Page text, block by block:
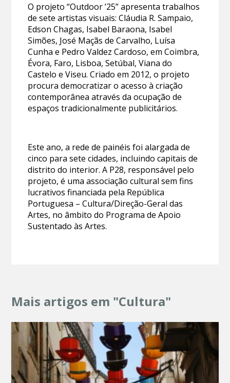
O projeto “Outdoor ’25” apresenta trabalhos
de sete artistas visuais: Cláudia R. Sampaio,
Edson Chagas, Isabel Baraona, Isabel
Simões, José Maçãs de Carvalho, Luísa
Cunha e Pedro Valdez Cardoso, em Coimbra,
Évora, Faro, Lisboa, Setúbal, Viana do
Castelo e Viseu. Criado em 2012, o projeto
procura democratizar o acesso à criação
contemporânea através da ocupação de
espaços tradicionalmente publicitários.
Este ano, a rede de painéis foi alargada de
cinco para sete cidades, incluindo capitais de
distrito do interior. A P28, responsável pelo
projeto, é uma associação cultural sem fins
lucrativos financiada pela República
Portuguesa – Cultura/Direção-Geral das
Artes, no âmbito do Programa de Apoio
Sustentado às Artes.
Mais artigos em "Cultura"